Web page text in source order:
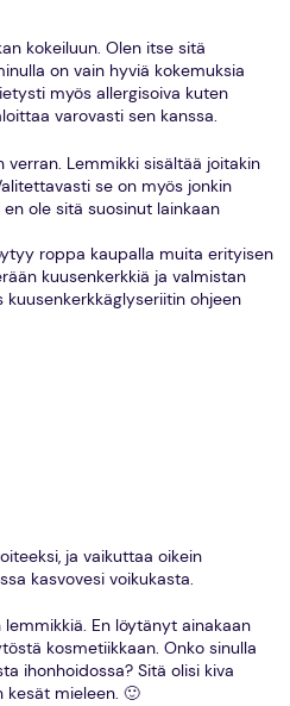
kokeiluun. Olen itse sitä
on vain hyviä kokemuksia
myös allergisoiva kuten
varovasti sen kanssa.
Lemmikki sisältää joitakin
se on myös jonkin
ole sitä suosinut lainkaan
roppa kaupalla muita erityisen
kuusenkerkkiä ja valmistan
ohjeen
ja vaikuttaa oikein
kasvovesi voikukasta.
En löytänyt ainakaan
kosmetiikkaan. Onko sinulla
ihonhoidossa? Sitä olisi kiva
kesät mieleen. 🙂